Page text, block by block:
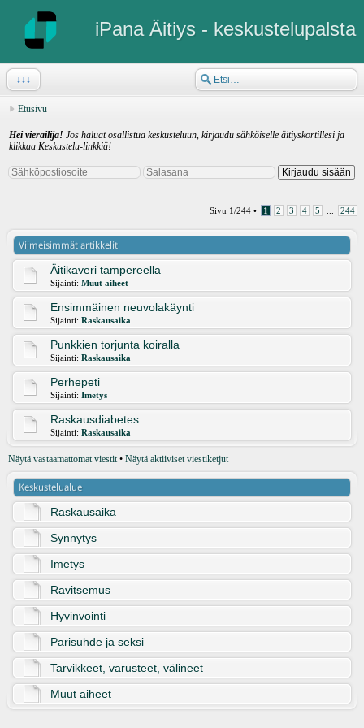
iPana Äitiys - keskustelupalsta
↓↓↓
Etusivu
Hei vierailija! Jos haluat osallistua keskusteluun, kirjaudu sähköiselle äitiyskortillesi ja
klikkaa Keskustelu-linkkiä!
Sivu 1/244 • 1 2 3 4 5 244
Viimeisimmät artikkelit
Äitikaveri tampereella
Sijainti: Muut aiheet
Ensimmäinen neuvolakäynti
Sijainti: Raskausaika
Punkkien torjunta koiralla
Sijainti: Raskausaika
Perhepeti
Sijainti: Imetys
Raskausdiabetes
Sijainti: Raskausaika
Näytä vastaamattomat viestit• Näytä aktiiviset viestiketjut
Keskustelualue
Raskausaika
Synnytys
Imetys
Ravitsemus
Hyvinvointi
Parisuhde ja seksi
Tarvikkeet, varusteet, välineet
Muut aiheet